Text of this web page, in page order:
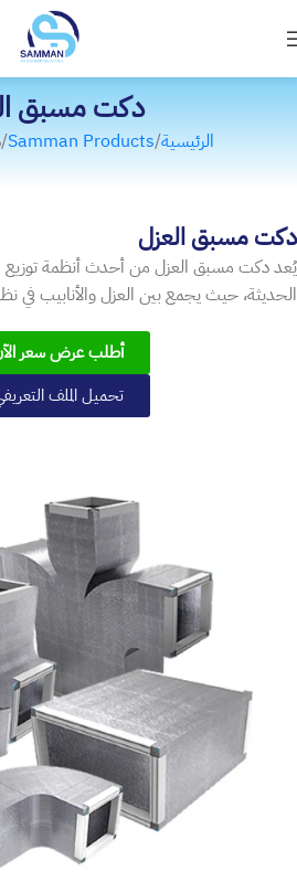
دكت مسبق
الرئيسية Samman Products
دكت مسبق العزل
يُعد دكت مسبق العزل من أحدث أنظمة توزيع
الحديثة، حيث يجمع بين العزل والأنابيب في
أطلب عرض سعر
تحميل الملف